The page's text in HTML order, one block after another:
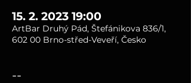
15. 2. 2023 19:00
ArtBar Druhý Pád, Štefánikova 836/1,
602 00 Brno-střed-Veveří, Česko
--